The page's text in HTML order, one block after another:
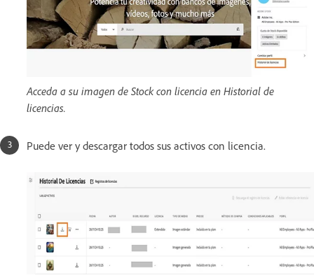
Acceda a su imagen de Stock con licencia en Historial de
licencias.
Puede ver y descargar todos sus activos con licencia.